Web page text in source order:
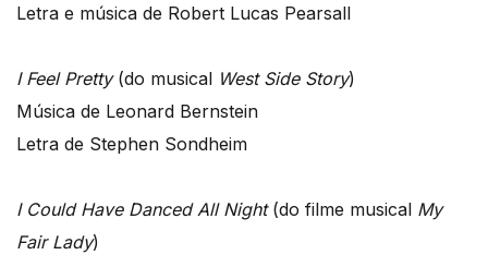
Letra e música de Robert Lucas Pearsall
I Feel Pretty(do musical West Side Story)
Música de Leonard Bernstein
Letra de Stephen Sondheim
I Could Have Danced All Night(do filme musical My
Fair Lady)